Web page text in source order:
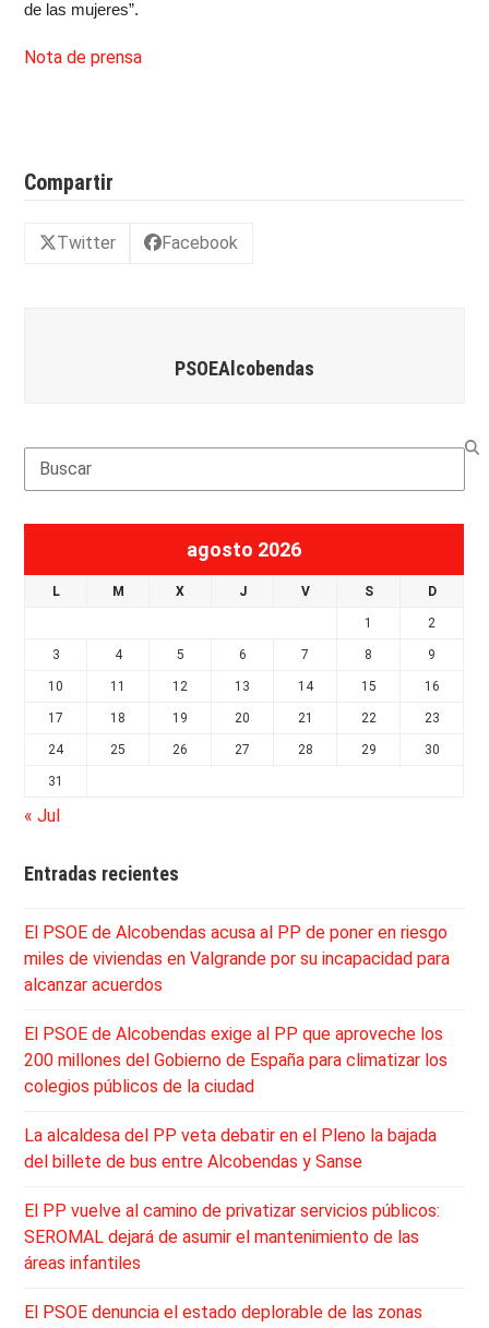
de las mujeres”.
Nota de prensa
Compartir
Twitter Facebook
PSOEAlcobendas
Search
agosto 2026
L M X J V S D
1 2
3 4 5 6 7 8 9
10 11 12 13 14 15 16
17 18 19 20 21 22 23
24 25 26 27 28 29 30
31
« Jul
Entradas recientes
El PSOE de Alcobendas acusa al PP de poner en riesgo
miles de viviendas en Valgrande por su incapacidad para
alcanzar acuerdos
El PSOE de Alcobendas exige al PP que aproveche los
200 millones del Gobierno de España para climatizar los
colegios públicos de la ciudad
La alcaldesa del PP veta debatir en el Pleno la bajada
del billete de bus entre Alcobendas y Sanse
El PP vuelve al camino de privatizar servicios públicos:
SEROMAL dejará de asumir el mantenimiento de las
áreas infantiles
El PSOE denuncia el estado deplorable de las zonas